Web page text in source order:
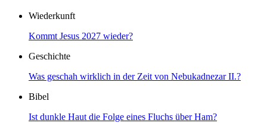
Wiederkunft
Kommt Jesus 2027 wieder?
Geschichte
Was geschah wirklich in der Zeit von Nebukadnezar II.?
Bibel
Ist dunkle Haut die Folge eines Fluchs über Ham?